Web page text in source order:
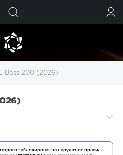
Bass 200 (2026)